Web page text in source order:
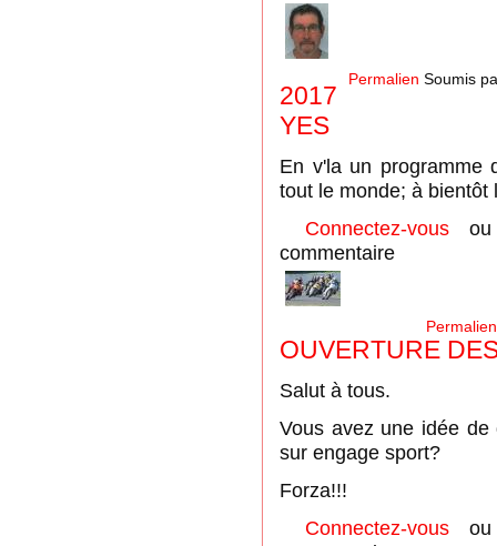
Permalien Soumis
2017
YES
En v'la un programme
tout le monde; à bientôt
Connectez-vous
commentaire
Permalien
OUVERTURE
Salut à tous.
Vous avez une idée
sur engage sport?
Forza!!!
Connectez-vous